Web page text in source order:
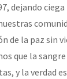
dejando
de la paz sin
que la
y la verdad